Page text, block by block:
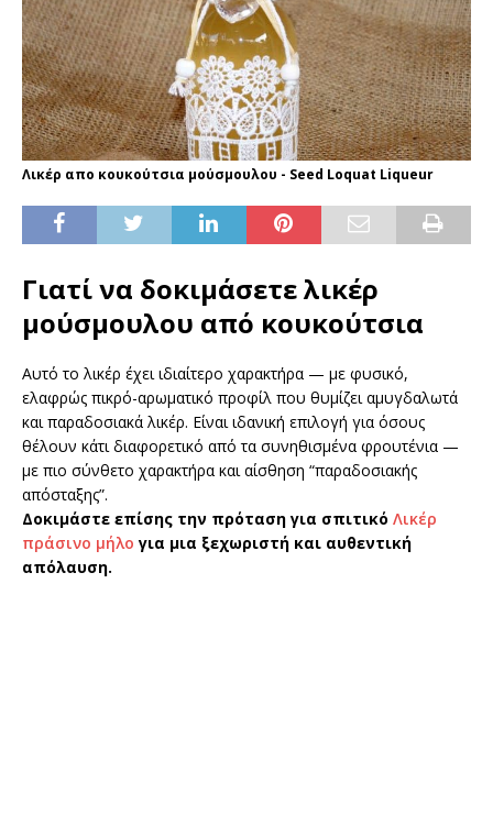
Λικέρ απο κουκούτσια μούσμουλου - Seed Loquat Liqueur
Γιατί να δοκιμάσετε λικέρ
μούσμουλου από κουκούτσια
Αυτό το λικέρ έχει ιδιαίτερο χαρακτήρα — με φυσικό,
ελαφρώς πικρό-αρωματικό προφίλ που θυμίζει αμυγδαλωτά
και παραδοσιακά λικέρ. Είναι ιδανική επιλογή για όσους
θέλουν κάτι διαφορετικό από τα συνηθισμένα φρουτένια —
με πιο σύνθετο χαρακτήρα και αίσθηση “παραδοσιακής
απόσταξης”.
Δοκιμάστε επίσης την πρόταση για σπιτικό Λικέρ
πράσινο μήλο για μια ξεχωριστή και αυθεντική
απόλαυση.